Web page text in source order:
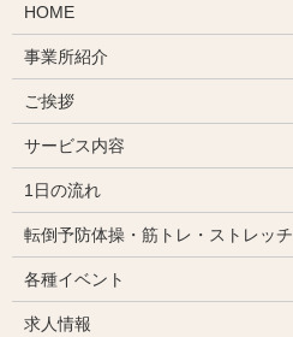
HOME
事業所紹介
ご挨拶
サービス内容
1日の流れ
転倒予防体操・筋トレ・ストレッチ
各種イベント
求人情報